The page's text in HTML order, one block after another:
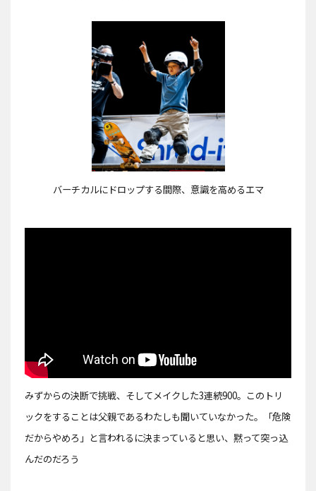
バーチカルにドロップする間際、意識を高めるエマ
みずからの決断で挑戦、そしてメイクした3連続900。このトリ
ックをすることは父親であるわたしも聞いていなかった。「危険
だからやめろ」と言われるに決まっていると思い、黙って突っ込
んだのだろう